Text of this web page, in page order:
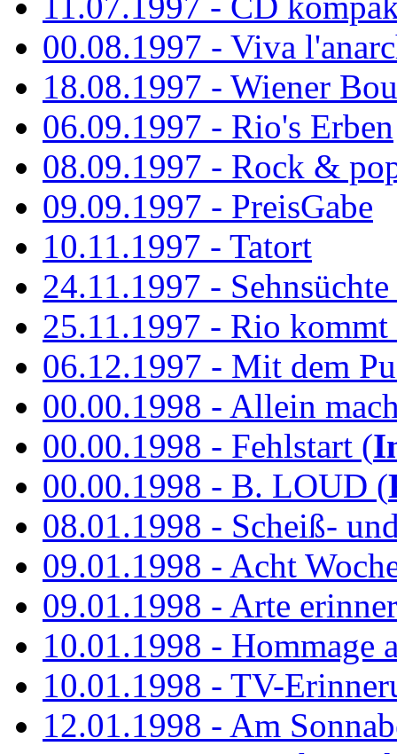
00.08.1997 - Viva
18.08.1997 - Wiener
06.09.1997 - Rio's Erben
08.09.1997 - Rock &
09.09.1997 - PreisGabe
10.11.1997 - Tatort
24.11.1997 -
25.11.1997 - Rio kommt
06.12.1997 - Mit dem
00.00.1998 - Allein
00.00.1998 - Fehlstart (
00.00.1998 - B. LOUD (
08.01.1998 - Scheiß-
09.01.1998 - Acht
09.01.1998 - Arte
10.01.1998 - Hommage
10.01.1998 - TV-
12.01.1998 - Am